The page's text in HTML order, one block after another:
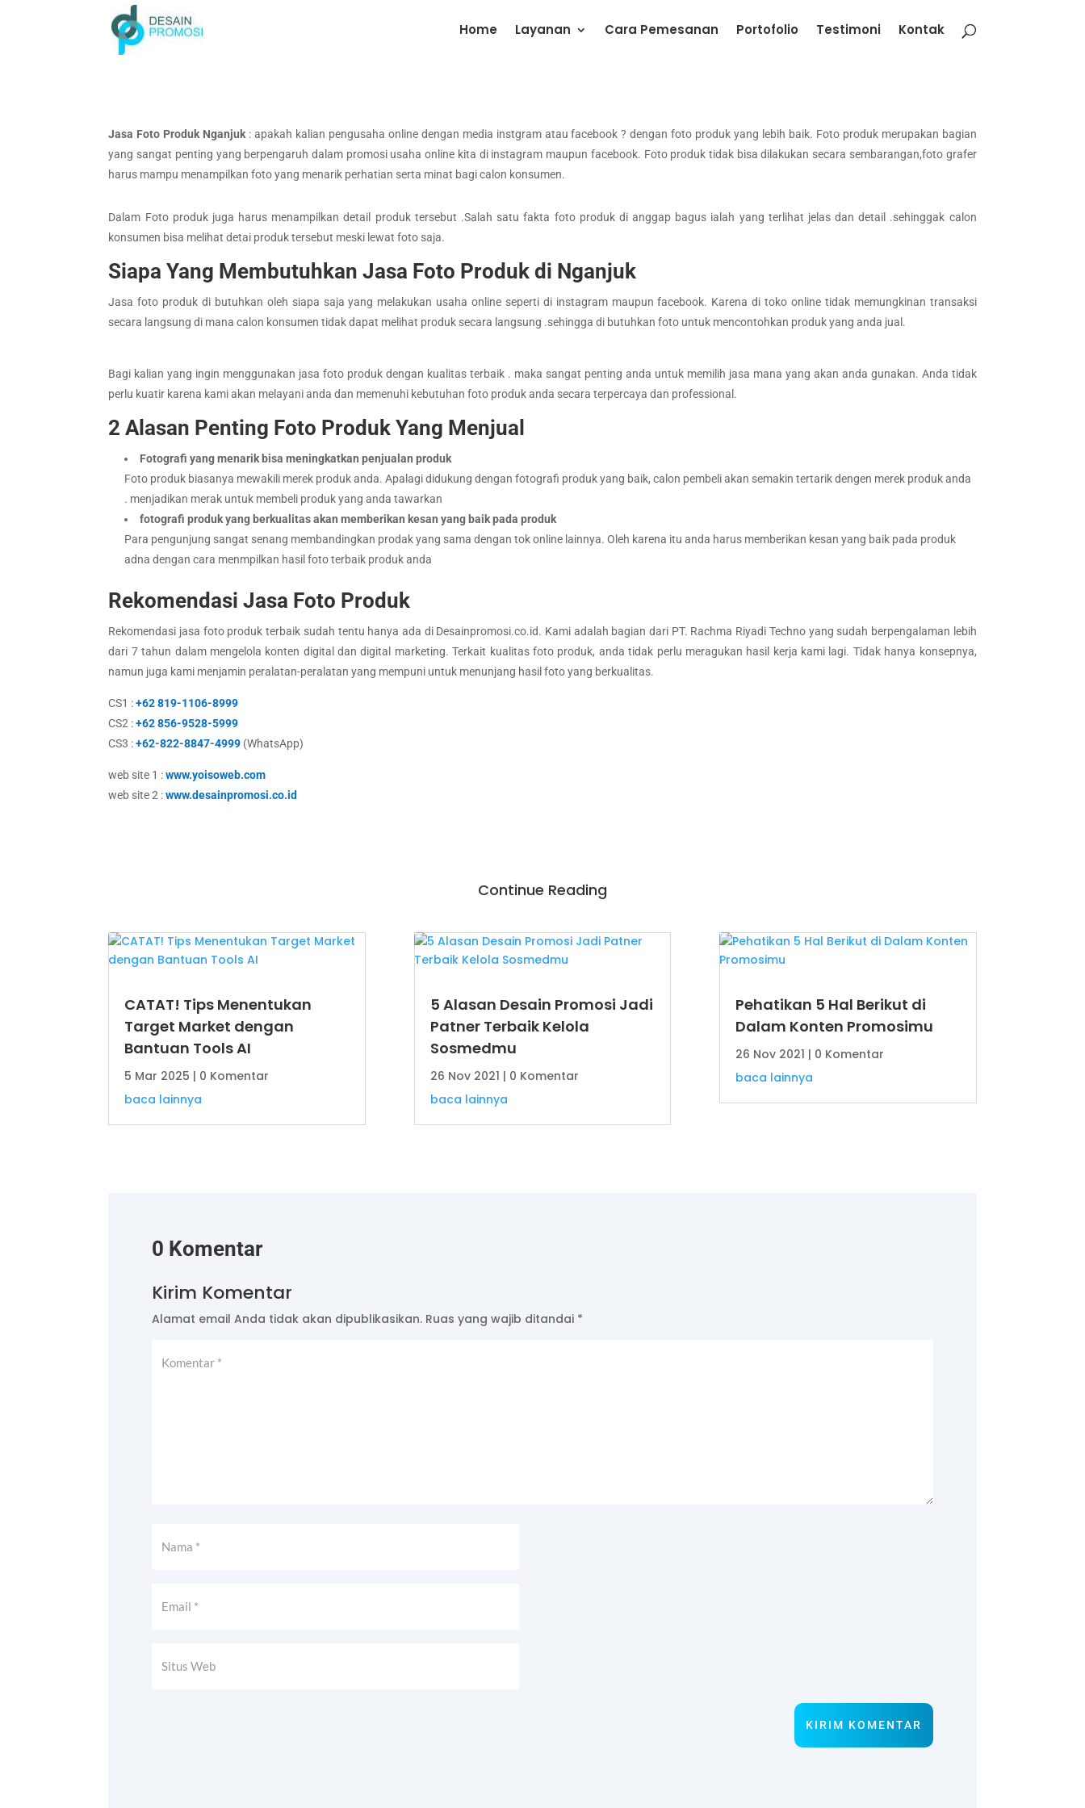
Home Layanan Cara Pemesanan Portofolio Testimoni Kontak
Jasa Foto Produk Nganjuk : apakah kalian pengusaha online dengan media instgram atau facebook ? dengan foto produk yang lebih baik. Foto produk merupakan bagian
yang sangat penting yang berpengaruh dalam promosi usaha online kita di instagram maupun facebook. Foto produk tidak bisa dilakukan secara sembarangan,foto grafer
harus mampu menampilkan foto yang menarik perhatian serta minat bagi calon konsumen.
Dalam Foto produk juga harus menampilkan detail produk tersebut .Salah satu fakta foto produk di anggap bagus ialah yang terlihat jelas dan detail .sehinggak calon
konsumen bisa melihat detai produk tersebut meski lewat foto saja.
Siapa Yang Membutuhkan Jasa Foto Produk di Nganjuk
Jasa foto produk di butuhkan oleh siapa saja yang melakukan usaha online seperti di instagram maupun facebook. Karena di toko online tidak memungkinan transaksi
secara langsung di mana calon konsumen tidak dapat melihat produk secara langsung .sehingga di butuhkan foto untuk mencontohkan produk yang anda jual.
Bagi kalian yang ingin menggunakan jasa foto produk dengan kualitas terbaik . maka sangat penting anda untuk memilih jasa mana yang akan anda gunakan. Anda tidak
perlu kuatir karena kami akan melayani anda dan memenuhi kebutuhan foto produk anda secara terpercaya dan professional.
2 Alasan Penting Foto Produk Yang Menjual
Fotografi yang menarik bisa meningkatkan penjualan produk
Foto produk biasanya mewakili merek produk anda. Apalagi didukung dengan fotografi produk yang baik, calon pembeli akan semakin tertarik dengen merek produk anda
. menjadikan merak untuk membeli produk yang anda tawarkan
fotografi produk yang berkualitas akan memberikan kesan yang baik pada produk
Para pengunjung sangat senang membandingkan prodak yang sama dengan tok online lainnya. Oleh karena itu anda harus memberikan kesan yang baik pada produk
adna dengan cara menmpilkan hasil foto terbaik produk anda
Rekomendasi Jasa Foto Produk
Rekomendasi jasa foto produk terbaik sudah tentu hanya ada di Desainpromosi.co.id. Kami adalah bagian dari PT. Rachma Riyadi Techno yang sudah berpengalaman lebih
dari 7 tahun dalam mengelola konten digital dan digital marketing. Terkait kualitas foto produk, anda tidak perlu meragukan hasil kerja kami lagi. Tidak hanya konsepnya,
namun juga kami menjamin peralatan-peralatan yang mempuni untuk menunjang hasil foto yang berkualitas.
CS1 :+62 819-1106-8999
CS2 :+62 856-9528-5999
CS3 :+62-822-8847-4999 (WhatsApp)
web site 1 :www.yoisoweb.com
web site 2 :www.desainpromosi.co.id
Continue Reading
CATAT! Tips Menentukan
Target Market dengan
Bantuan Tools AI
5 Mar 2025 | 0 Komentar
baca lainnya
5 Alasan Desain Promosi Jadi
Patner Terbaik Kelola
Sosmedmu
26 Nov 2021 | 0 Komentar
baca lainnya
Pehatikan 5 Hal Berikut di
Dalam Konten Promosimu
26 Nov 2021 | 0 Komentar
baca lainnya
0 Komentar
Kirim Komentar
Alamat email Anda tidak akan dipublikasikan. Ruas yang wajib ditandai *
KIRIM KOMENTAR